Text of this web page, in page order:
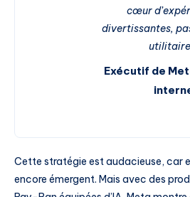
cœur
divertissantes,
Exécutif de
Cette stratégie est audacieuse, car
encore émergent. Mais avec des